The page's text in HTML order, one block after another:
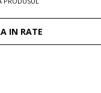
IN RATE